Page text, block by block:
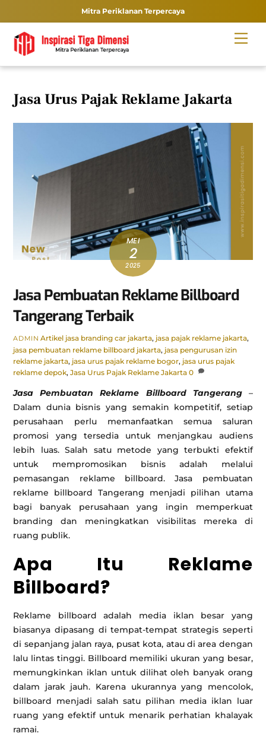
Mitra Periklanan Terpercaya
content
Jasa Urus Pajak Reklame Jakarta
MEI
2
2025
Jasa Pembuatan Reklame Billboard
Tangerang Terbaik
ADMIN Artikel jasa branding car jakarta, jasa pajak reklame jakarta,
jasa pembuatan reklame billboard jakarta, jasa pengurusan izin
reklame jakarta, jasa urus pajak reklame bogor, jasa urus pajak
reklame depok,Jasa Urus Pajak Reklame Jakarta 0
Jasa Pembuatan Reklame Billboard Tangerang–
Dalam dunia bisnis yang semakin kompetitif, setiap
perusahaan perlu memanfaatkan semua saluran
promosi yang tersedia untuk menjangkau audiens
lebih luas. Salah satu metode yang terbukti efektif
untuk mempromosikan bisnis adalah melalui
pemasangan reklame billboard. Jasa pembuatan
reklame billboard Tangerang menjadi pilihan utama
bagi banyak perusahaan yang ingin memperkuat
branding dan meningkatkan visibilitas mereka di
ruang publik.
Apa Itu Reklame
Billboard?
Reklame billboard adalah media iklan besar yang
biasanya dipasang di tempat-tempat strategis seperti
di sepanjang jalan raya, pusat kota, atau di area dengan
lalu lintas tinggi. Billboard memiliki ukuran yang besar,
memungkinkan iklan untuk dilihat oleh banyak orang
dalam jarak jauh. Karena ukurannya yang mencolok,
billboard menjadi salah satu pilihan media iklan luar
ruang yang efektif untuk menarik perhatian khalayak
ramai.